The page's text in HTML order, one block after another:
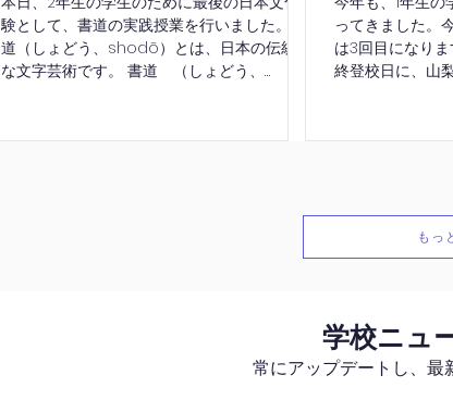
験として、書道の実践授業を行いました。 書
道（しょどう、shodō）とは、日本の伝統的
な文字芸術です。 書道 （しょどう、
生たちが日本の小学生のような体験をするこ
（ふぼ）」や「両親（りょうしん）」、そし
校に飾る用、もう1枚は思い出として持ち帰る
ってきました。
は3回目になりま
終登校日に、山
した。 今回訪
が、それでも思
ました。 ② ラー
人、野菜ラーメ
使うのが初めて
方が、箸が難し
もっ
学校ニュ
常にアップデートし、最